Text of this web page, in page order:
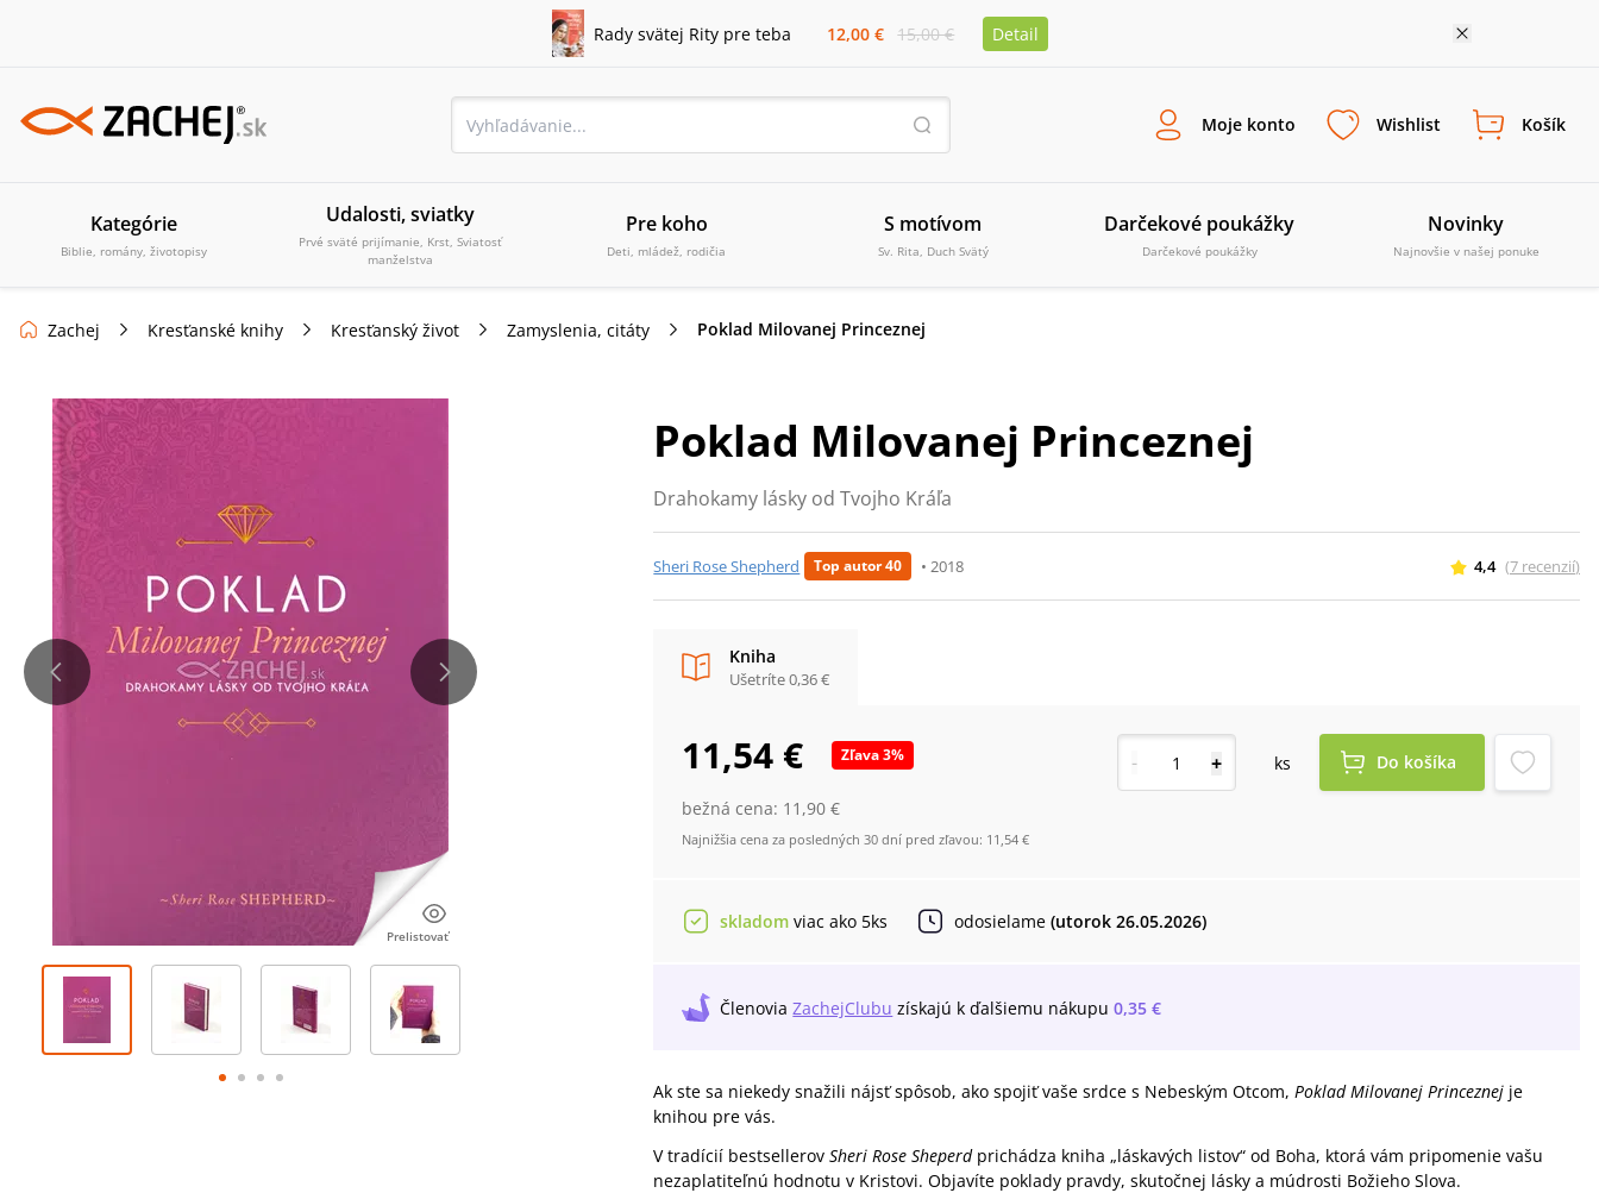
Rady svätej Rity pre teba 12,00 € 15,00 € Detail
Moje konto Wishlist Košík
Kategórie
Biblie, romány, životopisy
Udalosti, sviatky
Prvé sväté prijímanie, Krst, Sviatosť
manželstva
Pre koho
Deti, mládež, rodičia
S motívom
Sv. Rita, Duch Svätý
Darčekové poukážky
Darčekové poukážky
Novinky
Najnovšie v našej ponuke
Zachej Kresťanské knihy Kresťanský život Zamyslenia, citáty Poklad Milovanej Princeznej
Prelistovať
Poklad Milovanej Princeznej
Drahokamy lásky od Tvojho Kráľa
Sheri Rose Shepherd Top autor 40 • 2018 4,4 (7 recenzií)
Kniha
Ušetríte0,36 €
11,54 € Zľava3%
bežná cena: 11,90 €
Najnižšia cena za posledných 30 dní pred zľavou: 11,54 €
- + ks Do košíka
skladom viac ako 5ks odosielame(utorok 26.05.2026)
Členovia ZachejClubu získajú k ďalšiemu nákupu 0,35 €
Ak ste sa niekedy snažili nájsť spôsob, ako spojiť vaše srdce s Nebeským Otcom,Poklad Milovanej Princeznej je
knihou pre vás.
V tradícií bestsellerovSheri Rose Sheperdprichádza kniha „láskavých listov“ od Boha, ktorá vám pripomenie vašu
nezaplatiteľnú hodnotu v Kristovi. Objavíte poklady pravdy, skutočnej lásky a múdrosti Božieho Slova.